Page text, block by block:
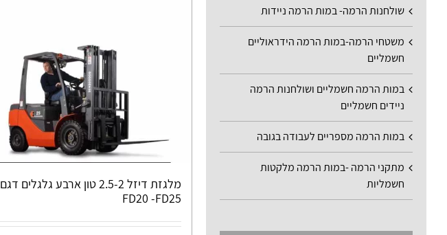
מלגזת דיזל 2.5-2 טון ארבע גלגלים דגם
FD20 -FD25
שולחנות הרמה- במות הרמה ניידות
משטחי הרמה-במות הרמה הידראוליים
חשמליים
במות הרמה חשמליים ושולחנות הרמה
ניידים חשמליים
במות הרמה מספריים לעבודה בגובה
מתקני הרמה -במות הרמה מלקטות
חשמליות